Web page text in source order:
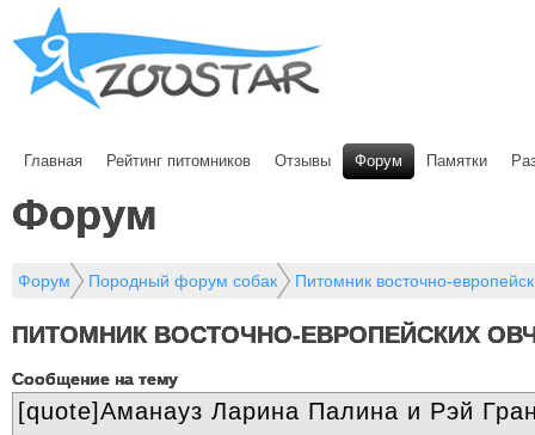
Главная Рейтинг питомников Отзывы Форум Памятки
Форум
Форум Породный форум собак Питомник восточно-
ПИТОМНИК ВОСТОЧНО-ЕВРОПЕЙСКИХ
Cообщение на тему